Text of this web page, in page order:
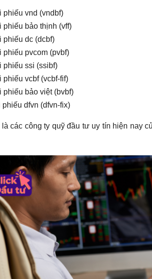
phiếu vnd (vndbf)
phiếu bảo thịnh (vff)
phiếu dc (dcbf)
phiếu pvcom (pvbf)
phiếu ssi (ssibf)
phiếu vcbf (vcbf-fif)
phiếu bảo việt (bvbf)
phiếu dfvn (dfvn-fix)
các công ty quỹ đầu tư uy tín hiện nay